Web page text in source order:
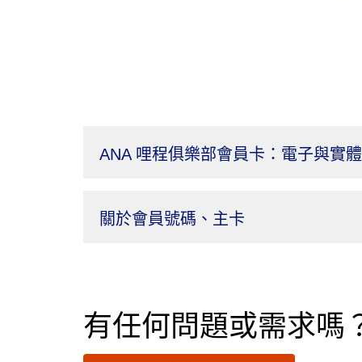
ANA 哩程俱樂部會員卡：電子與實
關於會員號碼、主卡
有任何問題或需求嗎